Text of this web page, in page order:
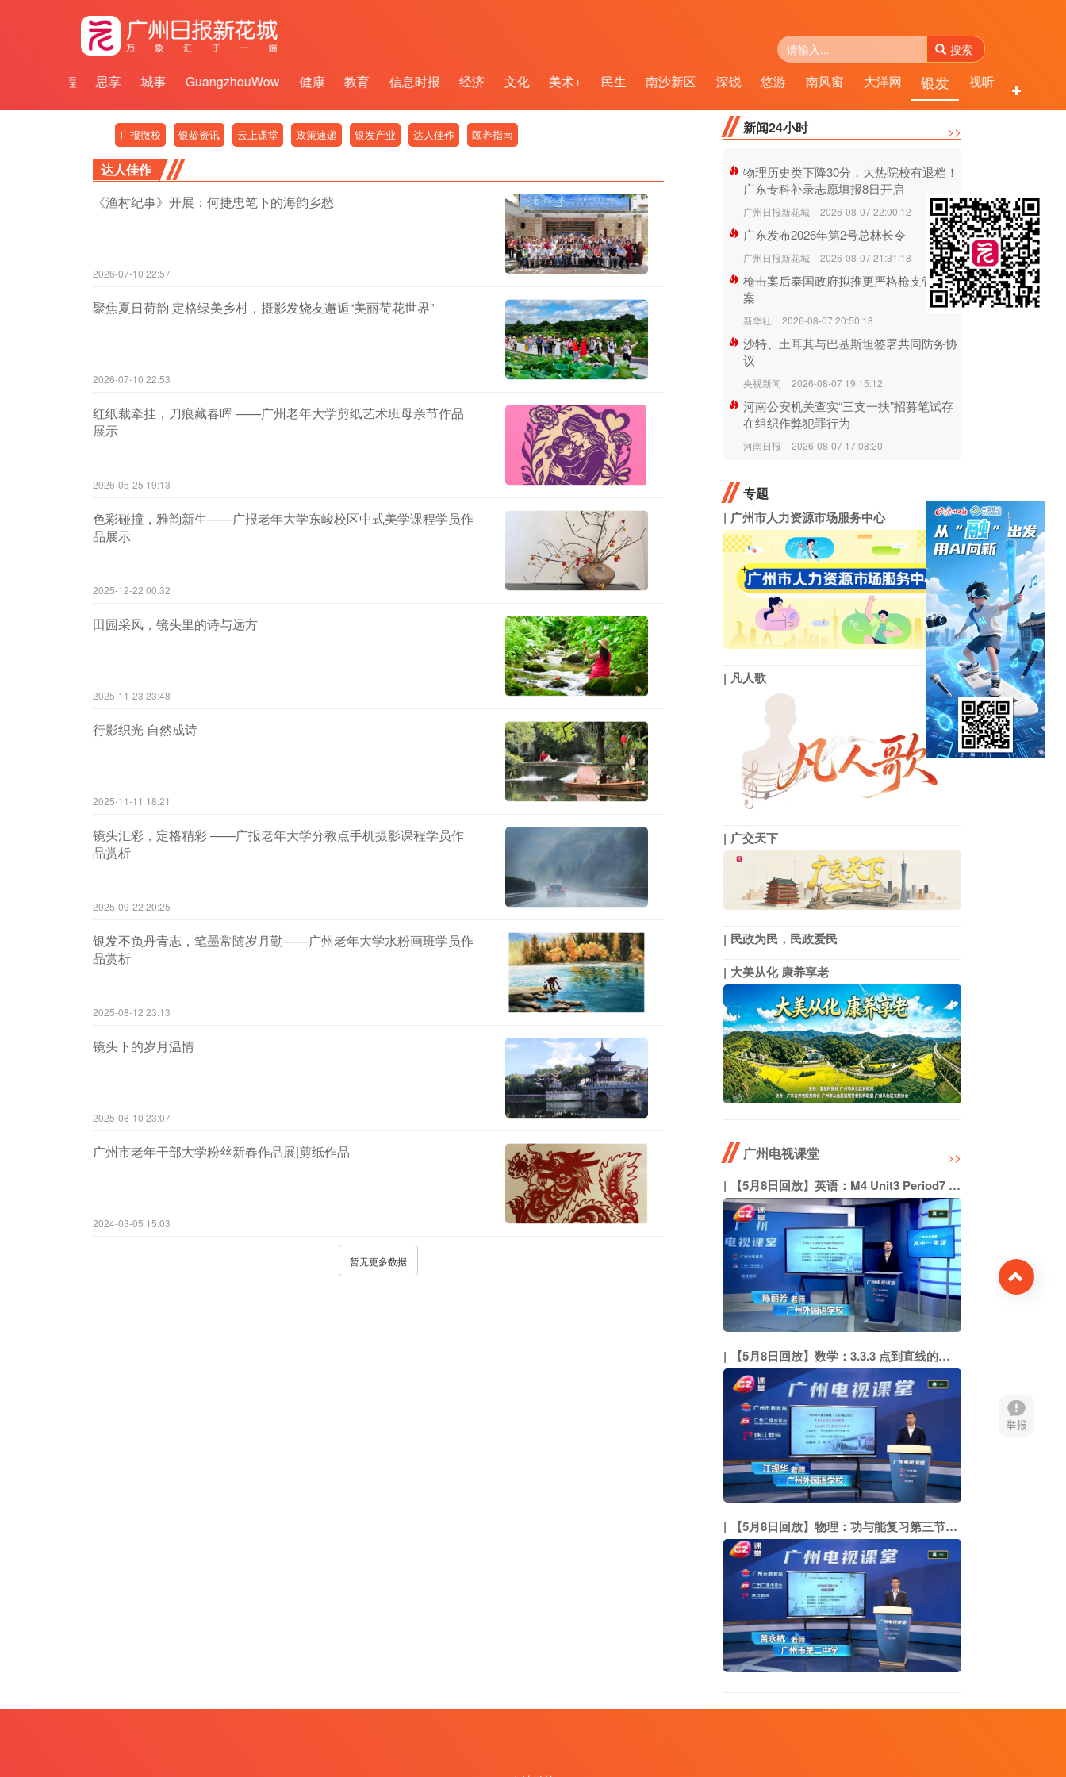
搜索
百千万工程 思享 城事 GuangzhouWow 健康 教育 信息时报 经济 文化 美术+ 民生 南沙新区 深锐 悠游 南风窗 大洋网 银发 视听
广报微校 银龄资讯 云上课堂 政策速递 银发产业 达人佳作 颐养指南
达人佳作
《渔村纪事》开展：何捷忠笔下的海韵乡愁
2026-07-10 22:57
聚焦夏日荷韵 定格绿美乡村，摄影发烧友邂逅“美丽荷花世界”
2026-07-10 22:53
红纸裁牵挂，刀痕藏春晖 ——广州老年大学剪纸艺术班母亲节作品
展示
2026-05-25 19:13
色彩碰撞，雅韵新生——广报老年大学东峻校区中式美学课程学员作
品展示
2025-12-22 00:32
田园采风，镜头里的诗与远方
2025-11-23 23:48
行影织光 自然成诗
2025-11-11 18:21
镜头汇彩，定格精彩 ——广报老年大学分教点手机摄影课程学员作
品赏析
2025-09-22 20:25
银发不负丹青志，笔墨常随岁月勤——广州老年大学水粉画班学员作
品赏析
2025-08-12 23:13
镜头下的岁月温情
2025-08-10 23:07
广州市老年干部大学粉丝新春作品展|剪纸作品
2024-03-05 15:03
暂无更多数据
新闻24小时 >>
物理历史类下降30分，大热院校有退档！
广东专科补录志愿填报8日开启
广州日报新花城 2026-08-07 22:00:12
广东发布2026年第2号总林长令
广州日报新花城 2026-08-07 21:31:18
枪击案后泰国政府拟推更严格枪支管控方
案
新华社 2026-08-07 20:50:18
沙特、土耳其与巴基斯坦签署共同防务协
议
央视新闻 2026-08-07 19:15:12
河南公安机关查实“三支一扶”招募笔试存
在组织作弊犯罪行为
河南日报 2026-08-07 17:08:20
专题
广州市人力资源市场服务中心
凡人歌
广交天下
民政为民，民政爱民
大美从化 康养享老
广州电视课堂 >>
【5月8日回放】英语：M4 Unit3 Period7 Writing（广州外国语学校 陈丽芳）
【5月8日回放】数学：3.3.3 点到直线的距离 3.3.4两平行直线间的距离（广州外国语学校 江规华）
【5月8日回放】物理：功与能复习第三节：动能定理（市二中 黄永杭）
Top